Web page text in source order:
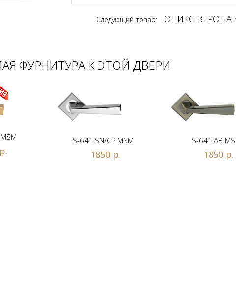
Следующий товар: ОНИКС ВЕРОНА
ФУРНИТУРА К ЭТОЙ ДВЕРИ
S-641 SN/CP MSM
1850 р.
S-641 AB
1850 р.